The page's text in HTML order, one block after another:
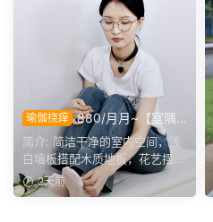
瑜伽挠痒 880/月月~【室隅
姿影】雅室定格多样姿态，记
录鞋袜与肢体的百态呈现。
简介: 简洁干净的室内空间，浅
白墙板搭配木质地板，花艺摆件
点缀场景。月月身着白...
2天前